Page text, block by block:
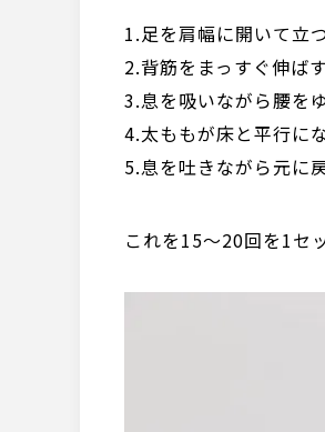
1.足を肩幅に開いて立
2.背筋をまっすぐ伸ばす
3.息を吸いながら腰を
4.太ももが床と平行に
5.息を吐きながら元に
これを15～20回を1セ